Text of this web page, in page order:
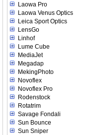
Laowa Pro
Laowa Venus Optics
Leica Sport Optics
LensGo
Linhof
Lume Cube
MediaJet
Megadap
MekingPhoto
Novoflex
Novoflex Pro
Rodenstock
Rotatrim
Savage Fondali
Sun Bounce
Sun Sniper